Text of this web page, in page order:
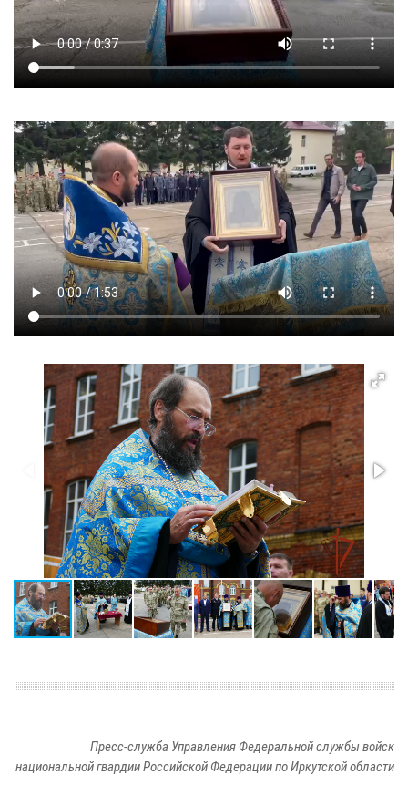
Пресс-служба Управления Федеральной службы войск
национальной гвардии Российской Федерации по Иркутской области